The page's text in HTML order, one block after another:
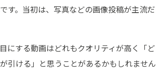
す。当初は、写真などの画像投稿が主流
にする動画はどれもクオリティが高く「
引ける」と思うことがあるかもしれませ